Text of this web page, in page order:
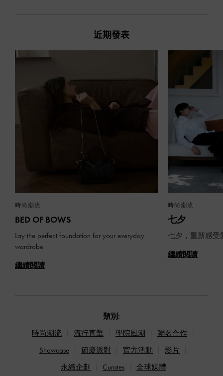
近期發表
時尚潮流
BED OF BOWS
Lay the perfect foundation for your everyday
wardrobe
繼續閱讀
時尚潮流
七夕
七夕，重新感受
繼續閱讀
類別:
時尚潮流
流行直擊 學院風潮
聯名合作
Showcase
節慶派對 官方活動
影片
永續企劃
Curates 全球媒體